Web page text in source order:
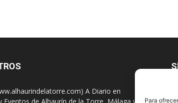
Para
A Diario en
de Alhaurín de la Torre, Málaga y